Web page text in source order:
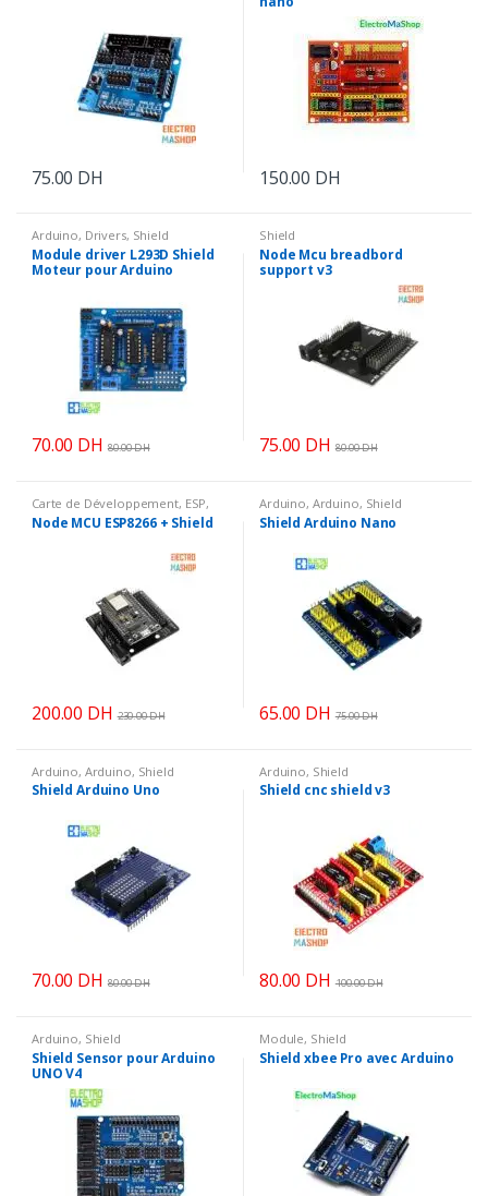
75.00 DH 150.00 DH
Arduino, Drivers, Shield
Module driver L293D Shield
Moteur pour Arduino
70.00 DH 80.00DH
Shield
Node Mcu breadbord
support v3
75.00 DH 80.00DH
Carte de Développement, ESP,
Shield
Node MCU ESP8266 + Shield
200.00 DH 230.00DH
Arduino, Arduino, Shield
Shield Arduino Nano
65.00 DH 75.00DH
Arduino, Arduino, Shield
Shield Arduino Uno
70.00 DH 80.00DH
Arduino, Shield
Shield cnc shield v3
80.00 DH 100.00DH
Arduino, Shield
Shield Sensor pour Arduino
UNO V4
Module, Shield
Shield xbee Pro avec Arduino